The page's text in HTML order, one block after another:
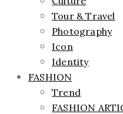
Tour & Travel
Photography
Icon
Identity
FASHION
Trend
FASHION